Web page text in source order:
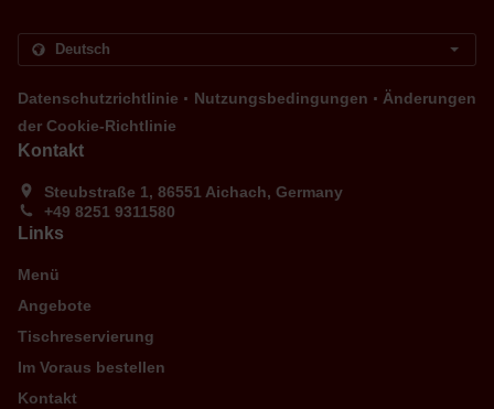
Datenschutzrichtlinie . Nutzungsbedingungen . Änderungen
der Cookie-Richtlinie
Kontakt
Steubstraße 1, 86551 Aichach, Germany
+49 8251 9311580
Links
Menü
Angebote
Tischreservierung
Im Voraus bestellen
Kontakt